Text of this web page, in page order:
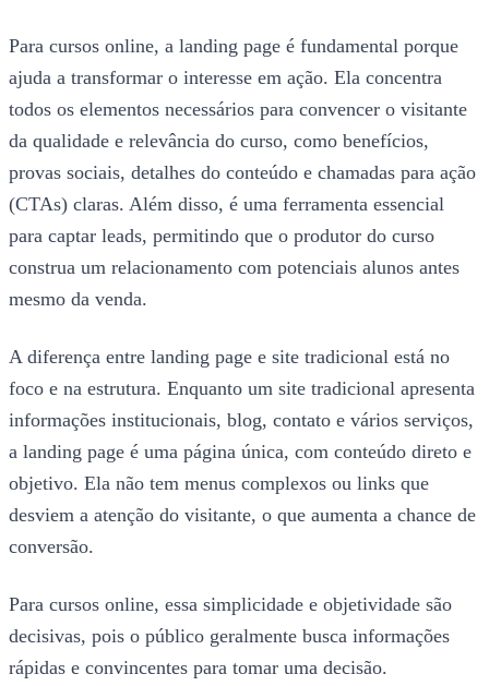
Para cursos online, a landing page é fundamental porque
ajuda a transformar o interesse em ação. Ela concentra
todos os elementos necessários para convencer o visitante
da qualidade e relevância do curso, como benefícios,
provas sociais, detalhes do conteúdo e chamadas para ação
(CTAs) claras. Além disso, é uma ferramenta essencial
para captar leads, permitindo que o produtor do curso
construa um relacionamento com potenciais alunos antes
mesmo da venda.
A diferença entre landing page e site tradicional está no
foco e na estrutura. Enquanto um site tradicional apresenta
informações institucionais, blog, contato e vários serviços,
a landing page é uma página única, com conteúdo direto e
objetivo. Ela não tem menus complexos ou links que
desviem a atenção do visitante, o que aumenta a chance de
conversão.
Para cursos online, essa simplicidade e objetividade são
decisivas, pois o público geralmente busca informações
rápidas e convincentes para tomar uma decisão.